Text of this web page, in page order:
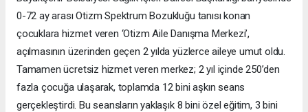
0-72 ay arası Otizm Spektrum Bozukluğu tanısı konan
çocuklara hizmet veren ‘Otizm Aile Danışma Merkezi’,
açılmasının üzerinden geçen 2 yılda yüzlerce aileye umut oldu.
Tamamen ücretsiz hizmet veren merkez; 2 yıl içinde 250’den
fazla çocuğa ulaşarak, toplamda 12 bini aşkın seans
gerçekleştirdi. Bu seansların yaklaşık 8 bini özel eğitim, 3 bini